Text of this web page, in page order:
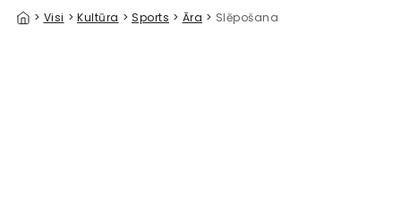
> Visi > Kultūra > Sports > Āra > Slēpošana